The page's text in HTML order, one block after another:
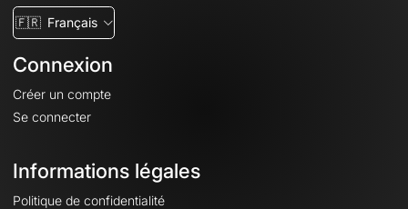
🇫🇷 Français
Connexion
Créer un compte
Se connecter
Informations légales
Politique de confidentialité